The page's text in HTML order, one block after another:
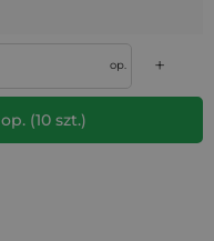
op. +
op. (10szt.)